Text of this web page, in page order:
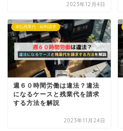
2023年12月4日
未払残業代・給料請求
週６０時間労働は違法？違法
になるケースと残業代を請求
する方法を解説
2023年11月24日